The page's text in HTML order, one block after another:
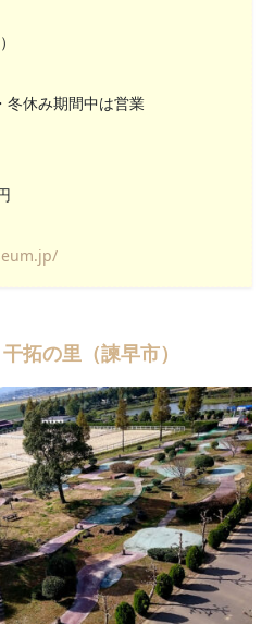
休み期間中は営業
拓の里（諫早市）